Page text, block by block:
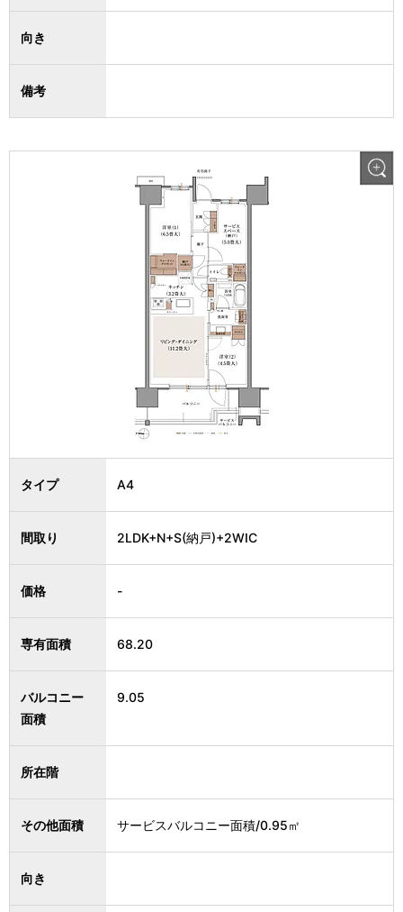
向き
備考
タイプ A4
間取り 2LDK+N+S(納戸)+2WIC
価格 -
専有面積 68.20
バルコニー
面積
9.05
所在階
その他面積 サービスバルコニー面積/0.95㎡
向き